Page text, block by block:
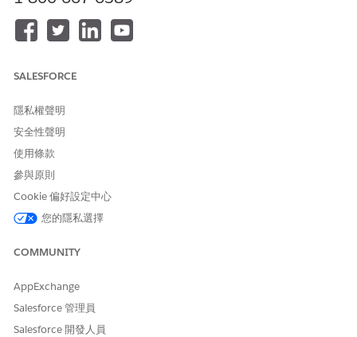
觸發此子工作人員的說話方式範例
「我正在尋找專門進行皮膚癌檢查的皮膚科醫生。」
「我正在尋找能說西班牙語的醫生。」
「我需要接受 UHC 計畫的醫師。」
「尋找我附近的主要照護醫師。」
「我遇到背部疼痛,且需要專科醫生。」
SALESFORCE
隱私權聲明
安全性聲明
使用條款
參與原則
Cookie 偏好設定中心
您的隱私選擇
COMMUNITY
AppExchange
Salesforce 管理員
Salesforce 開發人員